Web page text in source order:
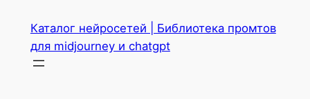
содержимому
Каталог нейросетей | Библиотека промтов
для midjourney и chatgpt